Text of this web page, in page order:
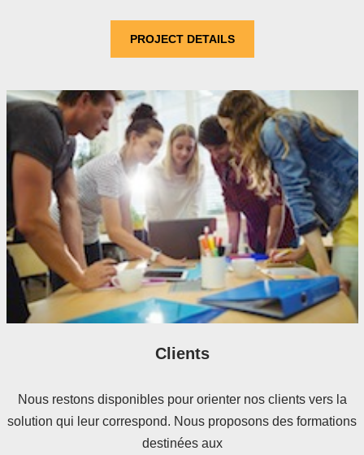
PROJECT DETAILS
Clients
Nous restons disponibles pour orienter nos clients vers la
solution qui leur correspond. Nous proposons des formations
destinées aux